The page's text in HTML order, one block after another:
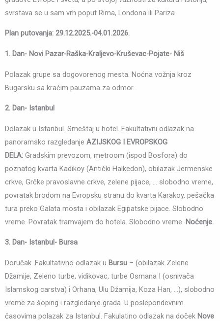
svrstava se u sam vrh poput Rima, Londona ili Pariza.
Plan putovanja: 29.12.2025.-04.01.2026.
1. Dan- Novi Pazar-Raška-Kraljevo-Kruševac-Pojate- Niš
Polazak grupe sa dogovorenog mesta. Noćna vožnja kroz
Bugarsku sa kraćim pauzama za odmor.
2. Dan- Istanbul
Dolazak u Istanbul. Smeštaj u hotel. Fakultativni odlazak na
panoramsko razgledanje AZIJSKOG I EVROPSKOG
DELA: Gradskim prevozom, metroom (ispod Bosfora) do
poznatog kvarta Kadikoy (Antički Halkedon), obilazak Jermenske
crkve, Grčke pravoslavne crkve, zelene pijace, … slobodno vreme,
povratak brodom na Evropsku stranu do kvarta Karakoy, pešačka
tura preko Galata mosta i obilazak Egipatske pijace. Slobodno
vreme. Povratak tramvajem do hotela. Slobodno vreme. Noćenje.
3. Dan- Istanbul- Bursa
Doručak. Fakultativno odlazak u Bursu – (obilazak Zelene
Džamije, Zeleno turbe, vidikovac, turbe Osmana I (osnivača
Islamskog carstva) i Orhana, Ulu Džamija, Koza Han, …), slobodno
vreme za šoping i razgledanje grada. U poslepondevnim
časovima polazak za Istanbul. Fakulatino odlazak na doček Nove